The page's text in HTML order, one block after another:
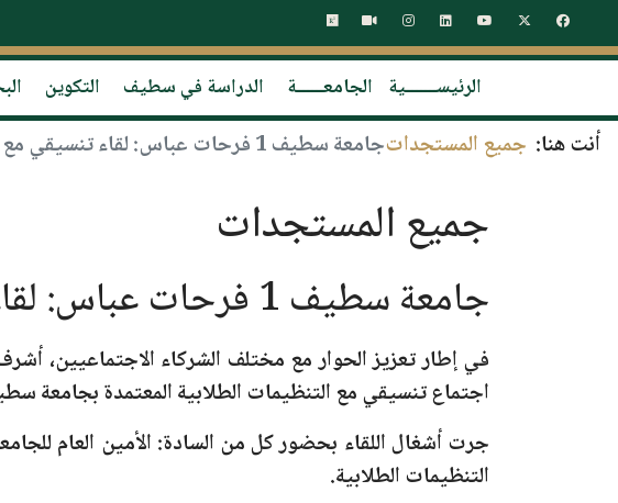
الرئيســـــــية الجامعــــــة الدراسة في سطيف التكوين
أنت هنا: جميع المستجداتجامعة سطيف 1 فرحات عباس: لقاء تنسيقي مع ممثلي التنظيمات الطلابية
جميع المستجدات
جامعة سطيف 1 فرحات عباس: لقاء تنسيقي مع ممثلي التنظيمات الطلابية
في إطار تعزيز الحوار مع مختلف الشركاء الاجتماعيين،
اجتماع تنسيقي مع التنظيمات الطلابية المعتمدة بجامعة سطيف 1
جرت أشغال اللقاء بحضور كل من السادة: الأمين العام
التنظيمات الطلابية.